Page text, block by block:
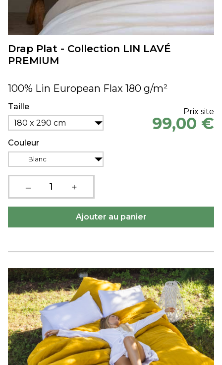
Drap Plat - Collection LIN LAVÉ
PREMIUM
100% Lin European Flax 180 g/m²
Taille
180 x 290 cm
Couleur
Blanc
Prix site
99,00 €